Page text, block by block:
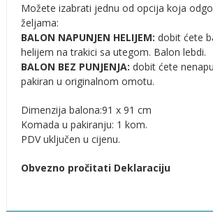
Možete izabrati jednu od opcija koja
željama:
BALON NAPUNJEN HELIJEM: dobit ćete
helijem na trakici sa utegom. Balon lebdi.
BALON BEZ PUNJENJA: dobit ćete
pakiran u originalnom omotu.
Dimenzija balona:91 x 91 cm
Komada u pakiranju: 1 kom.
PDV uključen u cijenu.
Obvezno pročitati Deklaraciju